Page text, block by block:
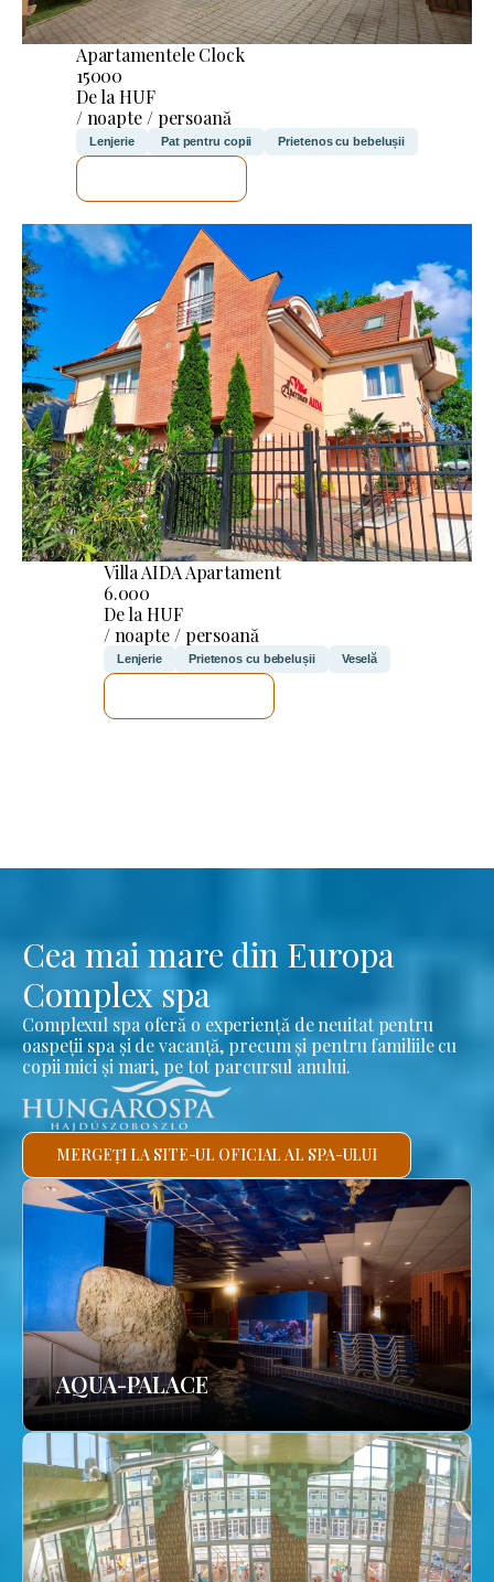
Apartamentele Clock
15000
De la HUF
/ noapte / persoană
Lenjerie Pat pentru copii Prietenos cu bebelușii
Villa AIDA Apartament
6.000
De la HUF
/ noapte / persoană
Lenjerie Prietenos cu bebelușii Veselă
Cea mai mare din Europa
Complex spa
Complexul spa oferă o experiență de neuitat pentru
oaspeții spa și de vacanță, precum și pentru familiile cu
copii mici și mari, pe tot parcursul anului.
MERGEȚI LA SITE-UL OFICIAL AL SPA-ULUI
AQUA-PALACE